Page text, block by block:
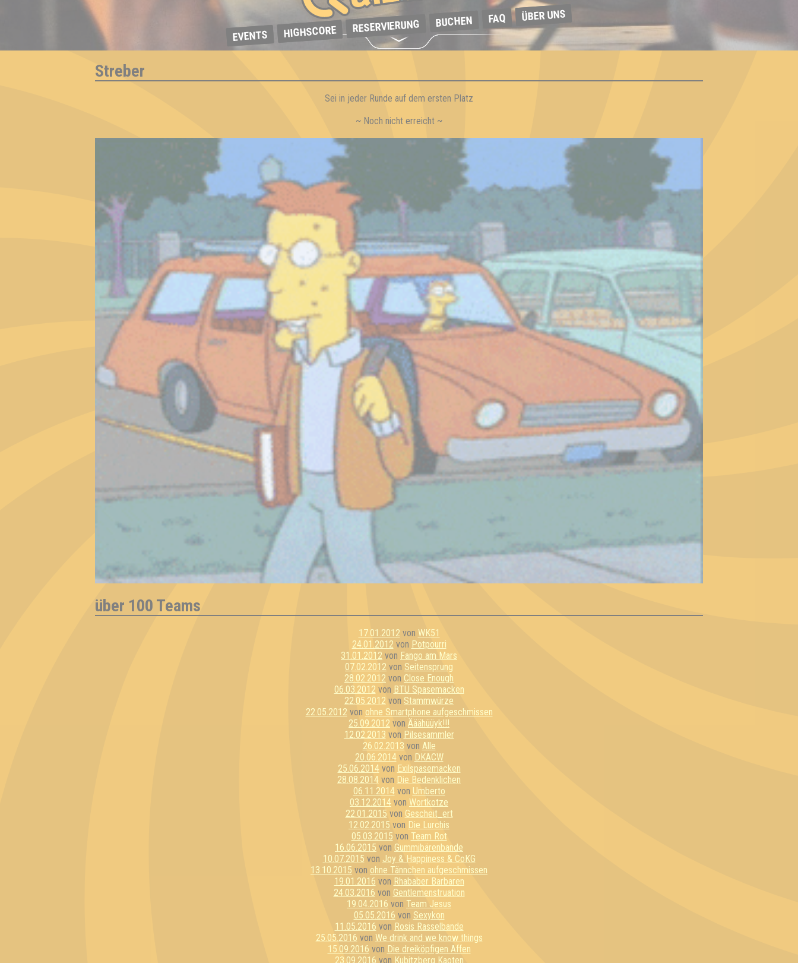
EVENTS HIGHSCORE RESERVIERUNG BUCHEN FAQ ÜBER UNS
Streber
Sei in jeder Runde auf dem ersten Platz
~ Noch nicht erreicht ~
über 100 Teams
17.01.2012 von WK51
24.01.2012 von Potpourri
31.01.2012 von Fango am Mars
07.02.2012 von Seitensprung
28.02.2012 von Close Enough
06.03.2012 von BTU Spasemacken
22.05.2012 von Stammwürze
22.05.2012 von ohne Smartphone aufgeschmissen
25.09.2012 von Ääähüüyk!!!
12.02.2013 von Pilsesammler
26.02.2013 von Alle
20.06.2014von DKACW
25.06.2014von Exilspasemacken
28.08.2014 von Die Bedenklichen
06.11.2014von Umberto
03.12.2014 von Wortkotze
22.01.2015 von Gescheit_ert
12.02.2015 von Die Lurchis
05.03.2015 von Team Rot
16.06.2015 von Gummibärenbande
10.07.2015 von Joy & Happiness & CoKG
13.10.2015 von ohne Tännchen aufgeschmissen
19.01.2016 von Rhababer Barbaren
24.03.2016 von Gentlemenstruation
19.04.2016 von Team Jesus
05.05.2016 von Sexykon
11.05.2016 von Rosis Rasselbande
25.05.2016 von We drink and we know things
15.09.2016 von Die dreiköpfigen Affen
23.09.2016 von Kubitzberg Kaoten